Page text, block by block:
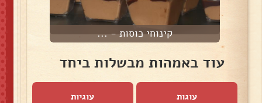
קינוחי כוסות - ...
עוד באמהות מבשלות ביחד
עוגות עוגיות